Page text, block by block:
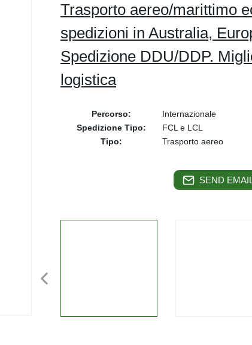
Trasporto aereo/marittimo
spedizioni in Australia,
Spedizione DDU/DDP.
logistica
Percorso:
Internazionale
Spedizione Tipo:
FCL e LCL
Tipo:
Trasporto aereo
SEND